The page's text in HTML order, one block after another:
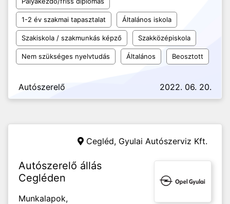
1-2 év szakmai tapasztalat Általános iskola
Szakiskola / szakmunkás képző Szakközépiskola
Nem szükséges nyelvtudás Általános Beosztott
Autószerelő 2022. 06. 20.
Cegléd, Gyulai Autószerviz Kft.
Autószerelő állás
Cegléden
Munkalapok,